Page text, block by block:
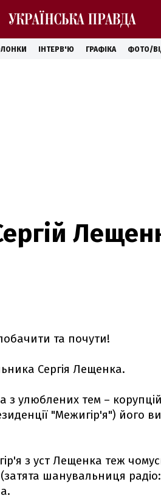
ІНТЕРВ'Ю ГРАФІКА ФОТО/
та почути!
Сергія Лещенка.
з улюблених тем –
"Межигір'я") його ви
з уст Лещенка теж
шанувальниця